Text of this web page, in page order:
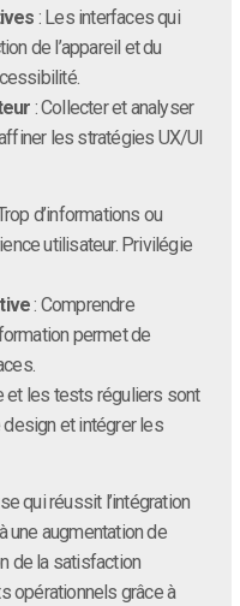
: Les interfaces qui
de l’appareil et du
: Collecter et analyser
les stratégies UX/UI
d’informations ou
utilisateur. Privilégie
: Comprendre
permet de
et les tests réguliers sont
et intégrer les
qui réussit l’intégration
une augmentation de
de la satisfaction
opérationnels grâce à